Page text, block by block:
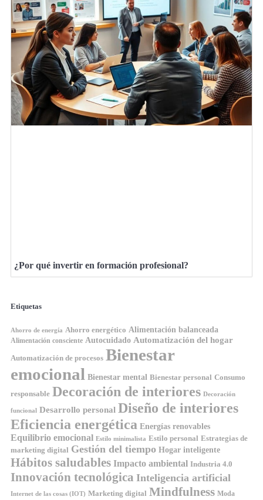
¿Por qué invertir en formación profesional?
Etiquetas
Ahorro de energía Ahorro energético Alimentación balanceada
Alimentación consciente Autocuidado Automatización del hogar
Automatización de procesos Bienestar
emocional Bienestar mental Bienestar personal Consumo
responsable Decoración de interiores Decoración
funcional Desarrollo personal Diseño de interiores
Eficiencia energética Energías renovables
Equilibrio emocional Estilo minimalista Estilo personal Estrategias de
marketing digital Gestión del tiempo Hogar inteligente
Hábitos saludables Impacto ambiental Industria 4.0
Innovación tecnológica Inteligencia artificial
Internet de las cosas (IOT) Marketing digital Mindfulness Moda